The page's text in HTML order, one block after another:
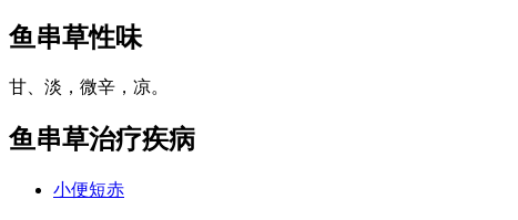
鱼串草性味
甘、淡，微辛，凉。
鱼串草治疗疾病
小便短赤